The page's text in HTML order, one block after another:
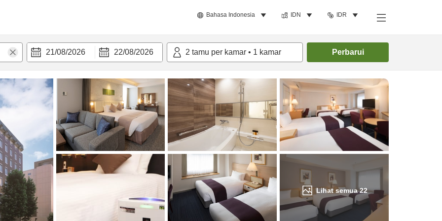
Bahasa Indonesia IDN IDR
21/08/2026 22/08/2026 2 tamu per kamar • 1 kamar Perbarui
Lihat semua22
Cari kamar